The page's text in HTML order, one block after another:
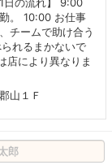
。 10:00 お仕事
チームで助け合う
れるまかないで
店により異なりま
山１Ｆ